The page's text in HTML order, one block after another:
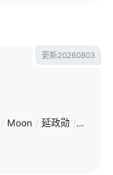
更新20260803
/ Moon / 延政勋 / 金宣虎